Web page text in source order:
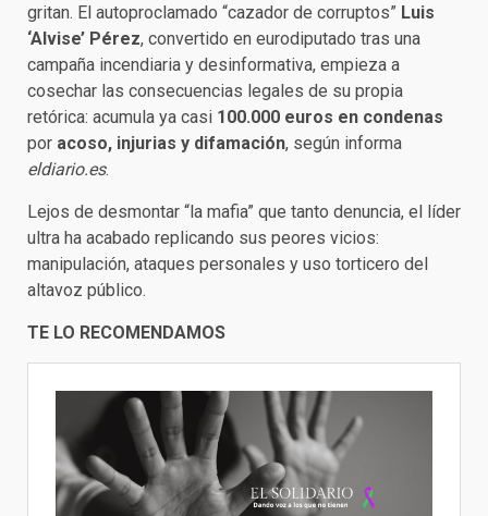
gritan. El autoproclamado “cazador de corruptos” Luis
‘Alvise’ Pérez, convertido en eurodiputado tras una
campaña incendiaria y desinformativa, empieza a
cosechar las consecuencias legales de su propia
retórica: acumula ya casi 100.000 euros en condenas
por acoso, injurias y difamación, según informa
eldiario.es.
Lejos de desmontar “la mafia” que tanto denuncia, el líder
ultra ha acabado replicando sus peores vicios:
manipulación, ataques personales y uso torticero del
altavoz público.
TE LO RECOMENDAMOS